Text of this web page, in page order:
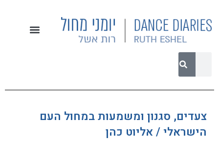
צעדים, סגנון ומשמעות במחול העם
הישראלי / אליוט כהן